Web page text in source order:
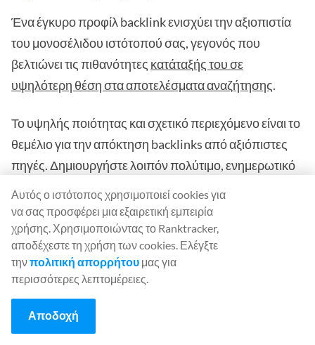
Ένα έγκυρο προφίλ backlink ενισχύει την αξιοπιστία
του μονοσέλιδου ιστότοπού σας, γεγονός που
βελτιώνει τις πιθανότητες κατάταξής του σε
υψηλότερη θέση στα αποτελέσματα αναζήτησης.
Το υψηλής ποιότητας και σχετικό περιεχόμενο είναι το
θεμέλιο για την απόκτηση backlinks από αξιόπιστες
πηγές. Δημιουργήστε λοιπόν πολύτιμο, ενημερωτικό
και ελκυστικό περιεχόμενο που προσελκύει φυσικά
συνδέσμους. Το περιεχόμενο που αφορά τις τάσεις
του κλάδου, παρέχει μοναδικές γνώσεις ή έχει λύσεις
σε κοινά ζητήματα είναι πιο πιθανό να κοινοποιηθεί ή
να συνδεθεί από τους αναγνώστες.
Εξερευνήστε ευκαιρίες φιλοξενίας σε αξιόπιστες
ιστοσελίδες του κλάδου σας. Η συνεισφορά
Αυτός ο ιστότοπος χρησιμοποιεί cookies για
να σας προσφέρει μια εξαιρετική εμπειρία
χρήσης. Χρησιμοποιώντας το Ranktracker,
αποδέχεστε τη χρήση των cookies. Ελέγξτε
τηνπολιτική απορρήτου μας για
περισσότερες λεπτομέρειες.
Αποδοχή